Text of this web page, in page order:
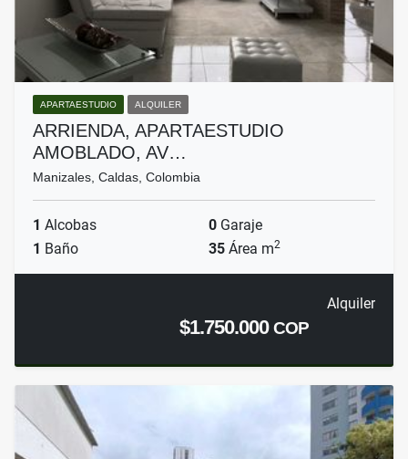
APARTAESTUDIO ALQUILER
ARRIENDA, APARTAESTUDIO
AMOBLADO, AV…
Manizales, Caldas, Colombia
1 Alcobas 0 Garaje
1 Baño 35 Área m2
Alquiler
$1.750.000COP